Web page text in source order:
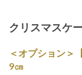
クリスマスケ
＜オプション＞
9㎝